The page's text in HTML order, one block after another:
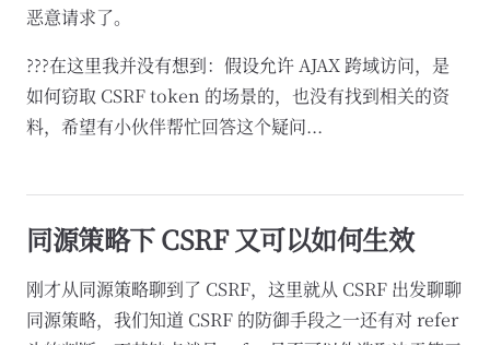
恶意请求了。
???在这里我并没有想到：假设允许 AJAX 跨域访问，是
如何窃取 CSRF token 的场景的，也没有找到相关的资
料，希望有小伙伴帮忙回答这个疑问...
同源策略下 CSRF 又可以如何生效
刚才从同源策略聊到了 CSRF，这里就从 CSRF 出发聊聊
同源策略，我们知道 CSRF 的防御手段之一还有对 refer